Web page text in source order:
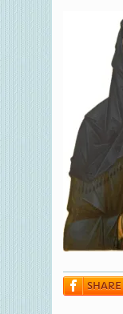
SHARE